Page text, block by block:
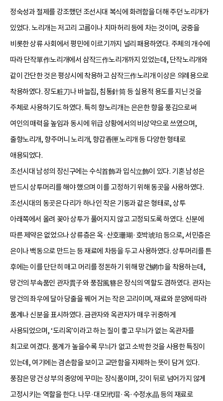
정숙성과 절제를 강조했던 조선시대 복식에 화려함을 더해 주던 노리개가
있었다. 노리개는 저고리 고름이나 치마허리 등에 차는 것이며, 궁중을
비롯한 상류 사회에서 평민에 이르기까지 널리 패용하였다. 주체의 개수에
따라 단작單作노리개에서 삼작三作노리개까지 있었는데, 단작노리개와
같이 간단한 것은 평상시에 착용하고 삼작三作노리개 이상은 의례용으로
착용하였다. 장도粧刀나 바늘집, 침통針筒 등 실용적 용도를 지닌 것을
주체로 사용하기도 하였다. 특히 향노리개는 은은한 향을 풍김으로써
여인의 매력을 높임과 동시에 위급 상황에서의 비상약으로 쓰였으며,
줄향노리개, 향주머니 노리개, 향갑香匣노리개 등 다양한 형태로
애용되었다.
조선시대 남성의 장신구에는 수식首飾과 입식立飾이 있다. 기혼 남성은
반드시 상투머리를 해야 했으며 이를 고정하기 위해 동곳을 사용하였다.
조선시대의 동곳은 다리가 하나인 작은 기둥과 같은 형태로, 상투
아래쪽에서 올려 꽂아 상투가 풀어지지 않고 고정되도록 하였다. 신분에
따른 제약은 없었으나 상류층은 옥·산호珊瑚·호박琥珀 등으로, 서민층은
은이나 백동으로 만드는 등 재료에 차등을 두고 사용하였다. 상투머리를 튼
후에는 이를 단단히 매고 머리를 정돈하기 위해 망건網巾을 착용하는데,
망건의 부속품인 관자貫子와 풍잠風簪은 장식의 역할도 겸하였다. 관자는
망건의 좌우에 달아 당줄을 꿰어 거는 작은 고리이며, 재료와 문양에 따라
품계나 신분을 표시하였다. 금관자와 옥관자가 매우 귀중하게
사용되었으며, ‘도리옥’이라고 하는 질이 좋고 무늬가 없는 옥관자를
최고로 여겼다. 품계가 높을수록 무늬가 없고 소박한 것을 사용한 특징이
있는데, 여기에는 겸손함을 보이고 교만함을 자제하는 뜻이 담겨 있다.
풍잠은 망건 상부의 중앙에 꾸미는 장식품이며, 갓이 뒤로 넘어가지 않게
고정시키는 역할을 한다. 나무·대모玳瑁·옥·수정水晶 등의 재료로